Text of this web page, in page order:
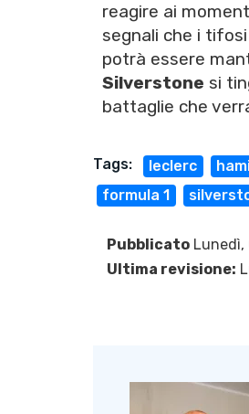
reagire ai
segnali che i
potrà essere
Silverstone si
battaglie che
Tags: leclerc
formula 1
Pubblicato
Ultima revisione: